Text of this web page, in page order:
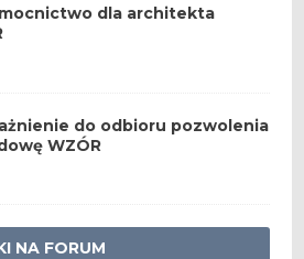
dla architekta
do odbioru pozwolenia
WZÓR
NA FORUM